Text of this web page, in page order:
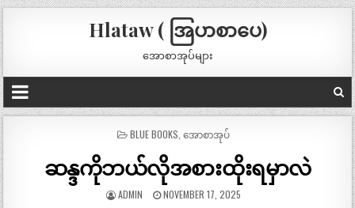
Hlataw ( အြပာစာပေ)
အောစာအုပ်များ
POSTED
BLUE BOOKS အောစာအုပ်
ဆန္ဒကိုဘယ်လိုအစားထိုးရမှာလဲ
ADMIN NOVEMBER 17, 2025